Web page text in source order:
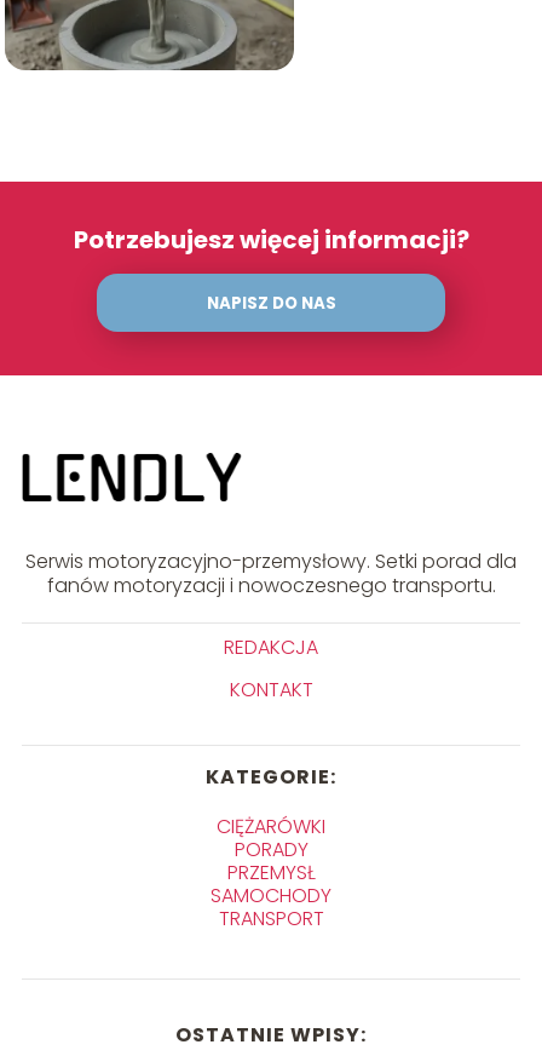
Potrzebujesz więcej informacji?
NAPISZ DO NAS
Serwis motoryzacyjno-przemysłowy. Setki porad dla
fanów motoryzacji i nowoczesnego transportu.
REDAKCJA
KONTAKT
KATEGORIE:
CIĘŻARÓWKI
PORADY
PRZEMYSŁ
SAMOCHODY
TRANSPORT
OSTATNIE WPISY: